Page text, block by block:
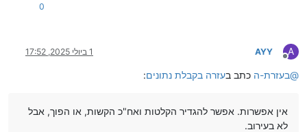
0
A
מנותק
AYY 1 ביולי 2025, 17:52
@בעזרת-ה כתב בעזרה בקבלת נתונים:
אין אפשרות. אפשר להגדיר הקלטות ואח"כ הקשות, או הפוך, אבל
לא בעירוב.